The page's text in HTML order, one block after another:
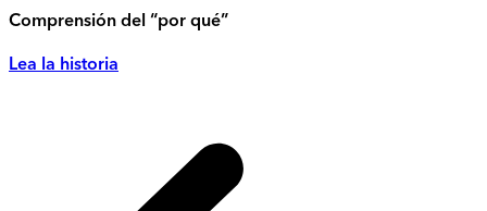
Comprensión del “por qué”
Lea la historia